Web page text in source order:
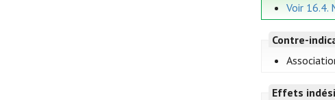
Voir 16.4.
Contre-
Effets